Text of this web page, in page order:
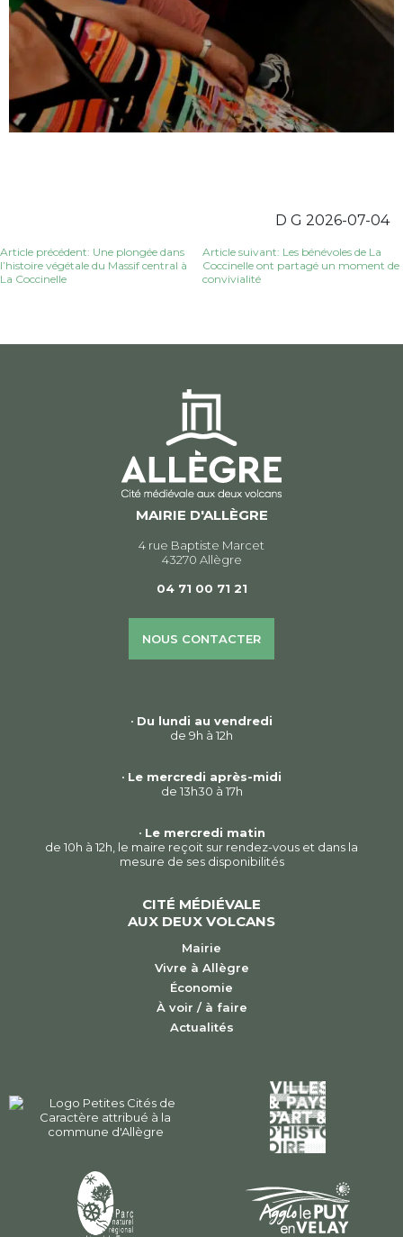
D G 2026-07-04
Navigation
Article précédent: Une plongée dans
l’histoire végétale du Massif central à
La Coccinelle
Article suivant: Les bénévoles de La
Coccinelle ont partagé un moment de
convivialité
MAIRIE D'ALLÈGRE
4 rue Baptiste Marcet
43270 Allègre
04 71 00 71 21
NOUS CONTACTER
• Du lundi au vendredi
de 9h à 12h
• Le mercredi après-midi
de 13h30 à 17h
• Le mercredi matin
de 10h à 12h, le maire reçoit sur rendez-vous et dans la
mesure de ses disponibilités
CITÉ MÉDIÉVALE
AUX DEUX VOLCANS
Mairie
Vivre à Allègre
Économie
À voir / à faire
Actualités